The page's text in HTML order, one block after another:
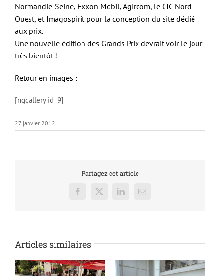
Normandie-Seine, Exxon Mobil, Agircom, le CIC Nord-
Ouest, et Imagospirit pour la conception du site dédié
aux prix.
Une nouvelle édition des Grands Prix devrait voir le jour
très bientôt !
Retour en images :
[nggallery id=9]
27 janvier 2012
Partagez cet article
Facebook
X LinkedInEmail
Articles similaires